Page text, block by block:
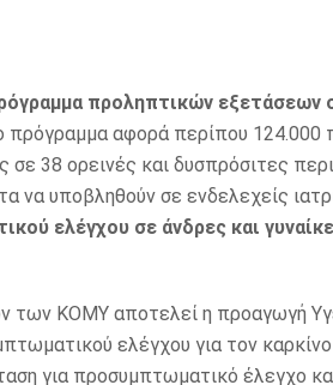
προληπτικών εξετάσεων
πρόγραμμα αφορά περίπου 124.000
38 ορεινές και δυσπρόσιτες
να υποβληθούν σε ενδελεχείς
ελέγχου σε άνδρες και
των ΚΟΜΥ αποτελεί η προαγωγή
ελέγχου για τον
για προσυμπτωματικό έλεγχο